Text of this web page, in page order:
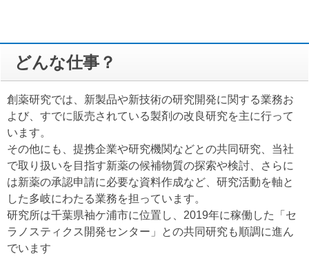
どんな仕事？
創薬研究では、新製品や新技術の研究開発に関する業務お
よび、すでに販売されている製剤の改良研究を主に行って
います。
その他にも、提携企業や研究機関などとの共同研究、当社
で取り扱いを目指す新薬の候補物質の探索や検討、さらに
は新薬の承認申請に必要な資料作成など、研究活動を軸と
した多岐にわたる業務を担っています。
研究所は千葉県袖ケ浦市に位置し、2019年に稼働した「セ
ラノスティクス開発センター」との共同研究も順調に進ん
でいます